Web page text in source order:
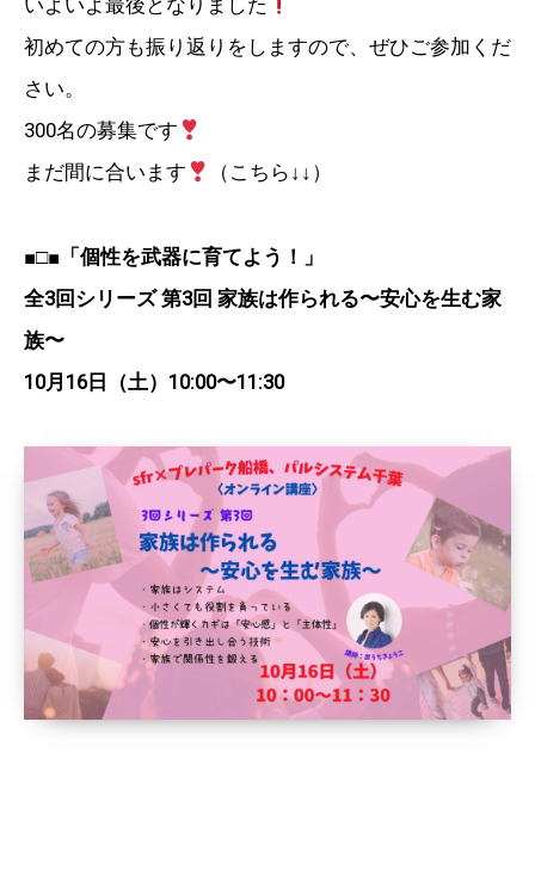
いよいよ最後となりました
初めての方も振り返りをしますので、ぜひご参加くだ
さい。
300名の募集です
まだ間に合います
（こちら↓↓）
■□■ 「個性を武器に育てよう！」
全3回シリーズ 第3回 家族は作られる〜安心を生む家
族〜
10月16日（土）10:00〜11:30